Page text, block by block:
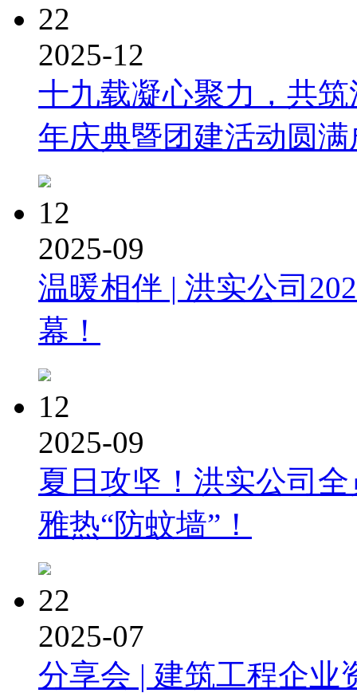
22
2025-12
十九载凝心聚力，共
年庆典暨团建活动圆满
12
2025-09
温暖相伴 | 洪实公司
幕！
12
2025-09
夏日攻坚！洪实公司
雅热“防蚊墙”！
22
2025-07
分享会 | 建筑工程企业